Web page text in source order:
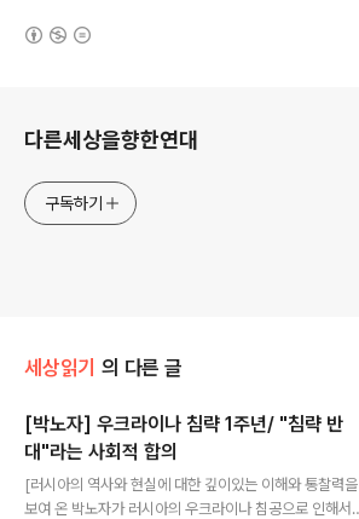
다른세상을향한연대
구독하기
세상읽기 의 다른 글
[박노자] 우크라이나 침략 1주년/ "침략 반
대"라는 사회적 합의
[러시아의 역사와 현실에 대한 깊이있는 이해와 통찰력을
보여 온 박노자가 러시아의 우크라이나 침공으로 인해서